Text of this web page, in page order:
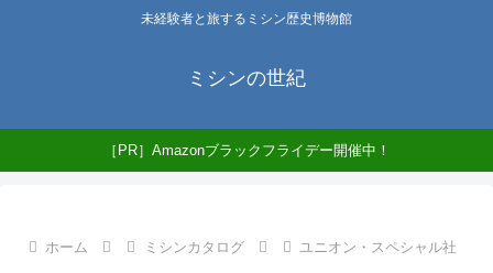
未経験者と旅するミシン歴史博物館
ミシンの世紀
［PR］Amazonブラックフライデー開催中！
ホーム ミシンカタログ ユニオン・スペシャル社